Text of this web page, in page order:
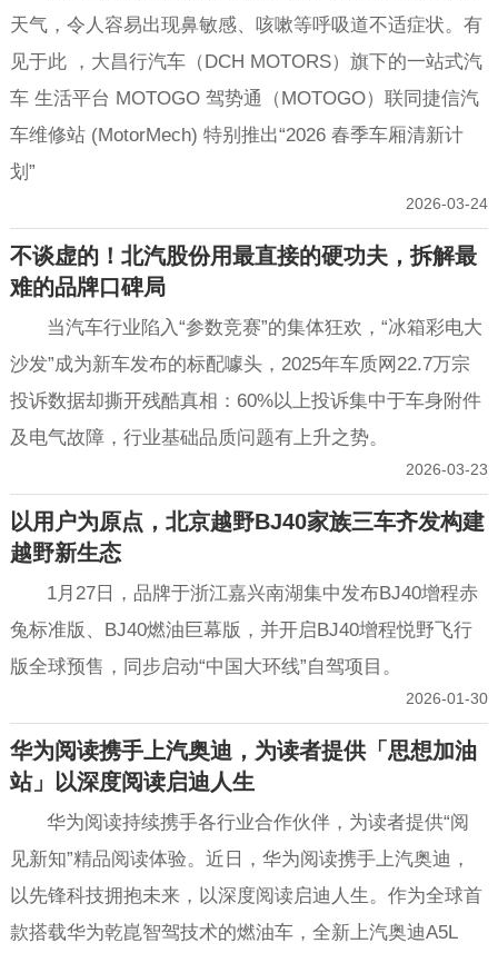
天气，令人容易出现鼻敏感、咳嗽等呼吸道不适症状。有
见于此 ，大昌行汽车（DCH MOTORS）旗下的一站式汽
车 生活平台 MOTOGO 驾势通（MOTOGO）联同捷信汽
车维修站 (MotorMech) 特别推出“2026 春季车厢清新计
划”
2026-03-24
不谈虚的！北汽股份用最直接的硬功夫，拆解最
难的品牌口碑局
当汽车行业陷入“参数竞赛”的集体狂欢，“冰箱彩电大
沙发”成为新车发布的标配噱头，2025年车质网22.7万宗
投诉数据却撕开残酷真相：60%以上投诉集中于车身附件
及电气故障，行业基础品质问题有上升之势。
2026-03-23
以用户为原点，北京越野BJ40家族三车齐发构建
越野新生态
1月27日，品牌于浙江嘉兴南湖集中发布BJ40增程赤
兔标准版、BJ40燃油巨幕版，并开启BJ40增程悦野飞行
版全球预售，同步启动“中国大环线”自驾项目。
2026-01-30
华为阅读携手上汽奥迪，为读者提供「思想加油
站」以深度阅读启迪人生
华为阅读持续携手各行业合作伙伴，为读者提供“阅
见新知”精品阅读体验。近日，华为阅读携手上汽奥迪，
以先锋科技拥抱未来，以深度阅读启迪人生。作为全球首
款搭载华为乾崑智驾技术的燃油车，全新上汽奥迪A5L